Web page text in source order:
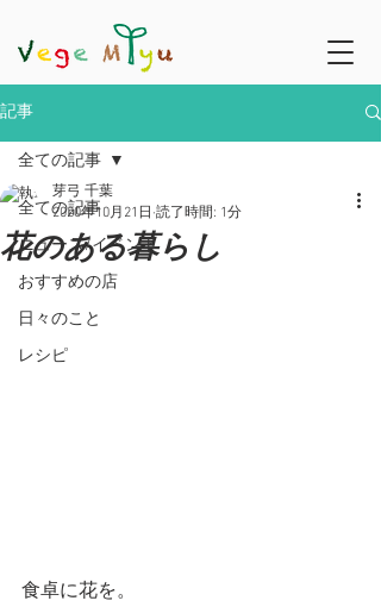
記事
全ての記事
ニュース/イベント
おすすめの店
日々のこと
レシピ
全ての記事
花のある暮らし
芽弓 千葉
2020年10月21日 読了時間: 1分
食卓に花を。